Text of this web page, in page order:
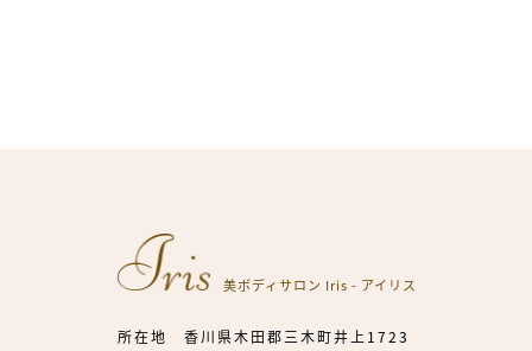
美ボディサロン Iris - アイリス
所在地 香川県木田郡三木町井上1723